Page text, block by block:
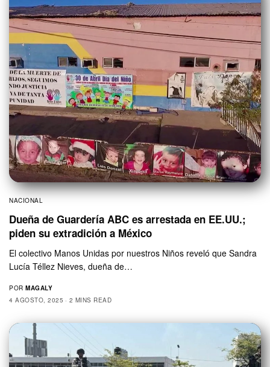
NACIONAL
Dueña de Guardería ABC es arrestada en EE.UU.;
piden su extradición a México
El colectivo Manos Unidas por nuestros Niños reveló que Sandra
Lucía Téllez Nieves, dueña de…
POR MAGALY
4 AGOSTO, 2025
2 MINS READ